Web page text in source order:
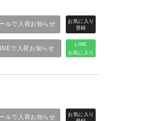
LINE
お気に入り
ルで入荷お知らせ
で入荷お知らせ
ルで入荷お知らせ